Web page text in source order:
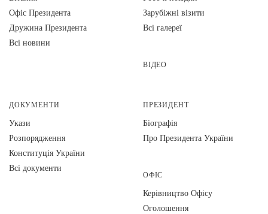
Офіс Президента
Дружина Президента
Всі новини
Зарубіжні візити
Всі галереї
ВІДЕО
ДОКУМЕНТИ
Укази
Розпорядження
Конституція України
Всі документи
ПРЕЗИДЕНТ
Біографія
Про Президента України
ОФІС
Керівництво Офісу
Оголошення